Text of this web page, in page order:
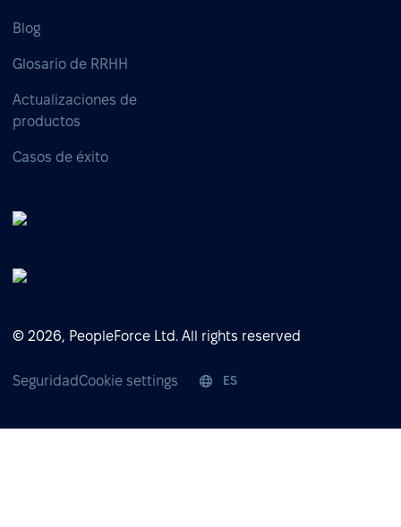
Blog
Glosario de RRHH
Actualizaciones de
productos
Casos de éxito
© 2026, PeopleForce Ltd. All rights reserved
SeguridadCookie settings ES